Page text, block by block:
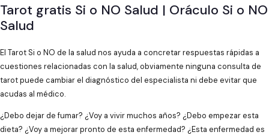
Tarot gratis Si o NO Salud | Oráculo Si o NO
Salud
El Tarot Si o NO de la salud nos ayuda a concretar respuestas rápidas a
cuestiones relacionadas con la salud, obviamente ninguna consulta de
tarot puede cambiar el diagnóstico del especialista ni debe evitar que
acudas al médico.
¿Debo dejar de fumar? ¿Voy a vivir muchos años? ¿Debo empezar esta
dieta? ¿Voy a mejorar pronto de esta enfermedad? ¿Esta enfermedad es